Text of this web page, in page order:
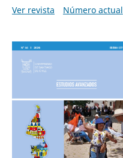
Ver revista
Número actual